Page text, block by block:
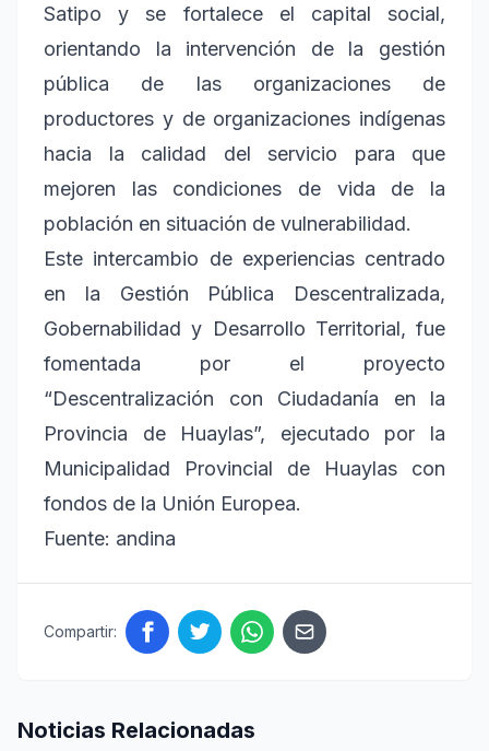
Satipo y se fortalece el capital social,
orientando la intervención de la gestión
pública de las organizaciones de
productores y de organizaciones indígenas
hacia la calidad del servicio para que
mejoren las condiciones de vida de la
población en situación de vulnerabilidad.
Este intercambio de experiencias centrado
en la Gestión Pública Descentralizada,
Gobernabilidad y Desarrollo Territorial, fue
fomentada por el proyecto
“Descentralización con Ciudadanía en la
Provincia de Huaylas”, ejecutado por la
Municipalidad Provincial de Huaylas con
fondos de la Unión Europea.
Fuente: andina
Compartir:
Noticias Relacionadas